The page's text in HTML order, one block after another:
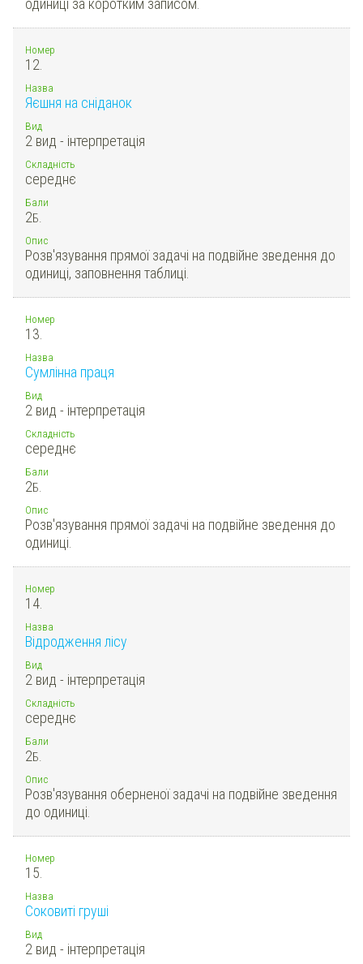
одиниці за коротким записом.
Номер
12.
Назва
Яєшня на сніданок
Вид
2 вид - інтерпретація
Складність
середнє
Бали
2Б.
Опис
Розв'язування прямої задачі на подвійне зведення до
одиниці, заповнення таблиці.
Номер
13.
Назва
Сумлінна праця
Вид
2 вид - інтерпретація
Складність
середнє
Бали
2Б.
Опис
Розв'язування прямої задачі на подвійне зведення до
одиниці.
Номер
14.
Назва
Відродження лісу
Вид
2 вид - інтерпретація
Складність
середнє
Бали
2Б.
Опис
Розв'язування оберненої задачі на подвійне зведення
до одиниці.
Номер
15.
Назва
Соковиті груші
Вид
2 вид - інтерпретація